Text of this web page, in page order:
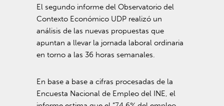
El segundo informe del Observatorio del
Contexto Económico UDP realizó un
análisis de las nuevas propuestas que
apuntan a llevar la jornada laboral ordinaria
en torno a las 36 horas semanales.
En base a base a cifras procesadas de la
Encuesta Nacional de Empleo del INE, el